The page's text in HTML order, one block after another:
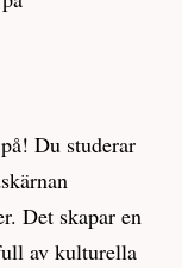
Du studerar
Det skapar en
av kulturella